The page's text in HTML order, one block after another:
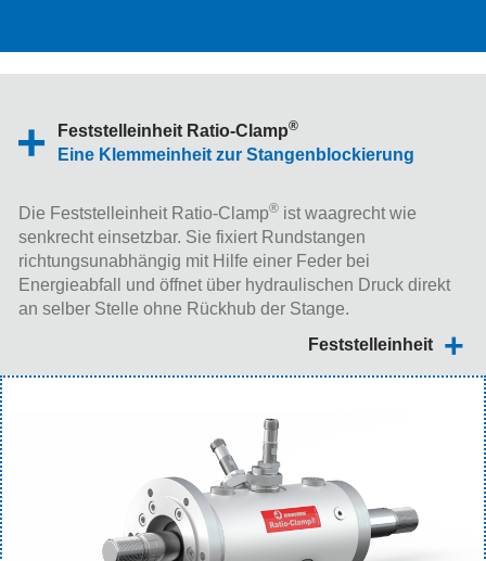
Feststelleinheit Ratio-Clamp®
Eine Klemmeinheit zur Stangenblockierung
Die Feststelleinheit Ratio-Clamp® ist waagrecht wie
senkrecht einsetzbar. Sie fixiert Rundstangen
richtungsunabhängig mit Hilfe einer Feder bei
Energieabfall und öffnet über hydraulischen Druck direkt
an selber Stelle ohne Rückhub der Stange.
Feststelleinheit